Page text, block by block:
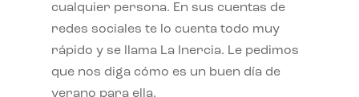
cualquier persona. En sus cuentas de
redes sociales te lo cuenta todo muy
rápido y se llama La Inercia. Le pedimos
que nos diga cómo es un buen día de
verano para ella.